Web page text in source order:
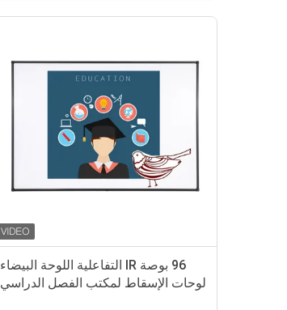
96 بوصة IR التفاعلية اللوحة البيضاء
لوحات الإسقاط لمكتب الفصل الدراسي